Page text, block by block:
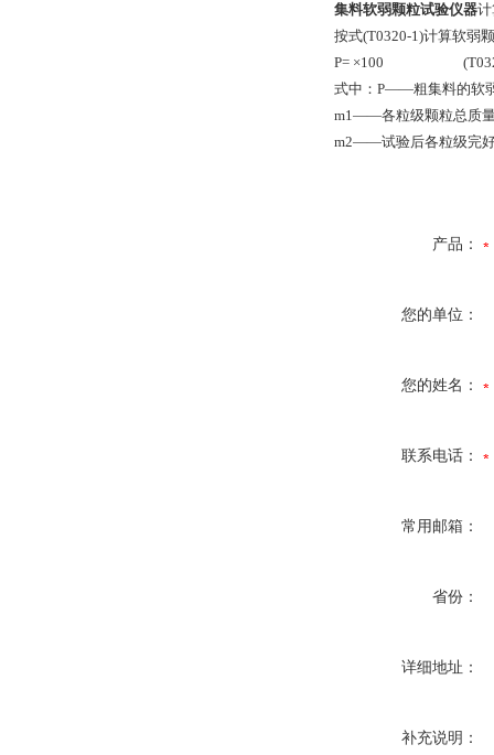
集料软弱颗粒试验仪器
按式(T0320-1)计算软弱
P= ×100
式中：P——粗集料的软
m1——各粒级颗粒总质
m2——试验后各粒级完
产品：
您的单位：
您的姓名：
联系电话：
常用邮箱：
省份：
详细地址：
补充说明：